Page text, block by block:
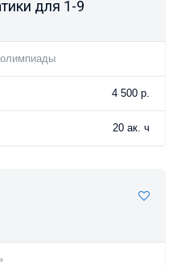
для 1-9
4 500 р.
20 ак. ч